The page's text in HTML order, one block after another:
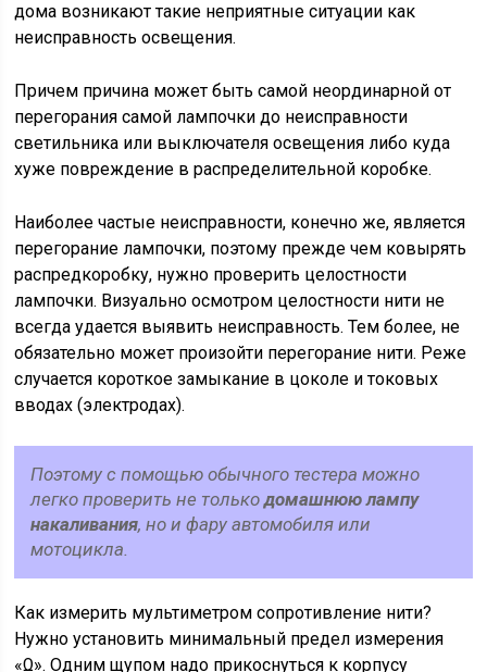
дома возникают такие неприятные ситуации как
неисправность освещения.
Причем причина может быть самой неординарной от
перегорания самой лампочки до неисправности
светильника или выключателя освещения либо куда
хуже повреждение в распределительной коробке.
Наиболее частые неисправности, конечно же, является
перегорание лампочки, поэтому прежде чем ковырять
распредкоробку, нужно проверить целостности
лампочки. Визуально осмотром целостности нити не
всегда удается выявить неисправность. Тем более, не
обязательно может произойти перегорание нити. Реже
случается короткое замыкание в цоколе и токовых
вводах (электродах).
Поэтому с помощью обычного тестера можно
легко проверить не толькодомашнюю лампу
накаливания, но и фару автомобиля или
мотоцикла.
Как измерить мультиметром сопротивление нити?
Нужно установить минимальный предел измерения
«Ω». Одним щупом надо прикоснуться к корпусу